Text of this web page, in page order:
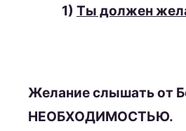
1) Ты должен
Желание слышать от
НЕОБХОДИМОСТЬЮ.